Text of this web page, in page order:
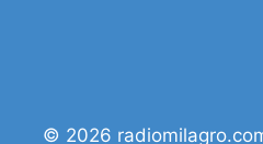
© 2026